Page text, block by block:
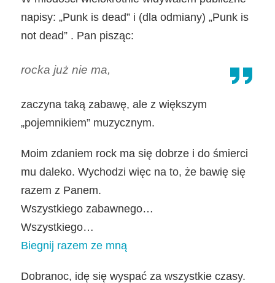
napisy: „Punk is dead” i (dla odmiany) „Punk is
not dead” . Pan pisząc:
rocka już nie ma,
zaczyna taką zabawę, ale z większym
„pojemnikiem” muzycznym.
Moim zdaniem rock ma się dobrze i do śmierci
mu daleko. Wychodzi więc na to, że bawię się
razem z Panem.
Wszystkiego zabawnego…
Wszystkiego…
Biegnij razem ze mną
Dobranoc, idę się wyspać za wszystkie czasy.